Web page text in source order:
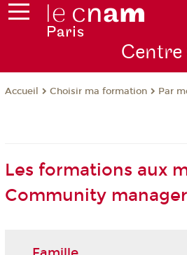
Centre
Accueil Choisir ma formation Par
Les formations aux
Community manager